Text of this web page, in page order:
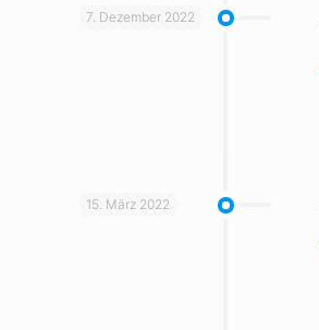
7. Dezember 2022
15. März 2022